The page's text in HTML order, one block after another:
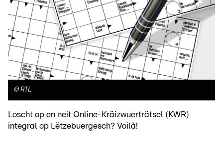
© RTL
Loscht op en neit Online-Kräizwuerträtsel (KWR)
integral op Lëtzebuergesch? Voilà!